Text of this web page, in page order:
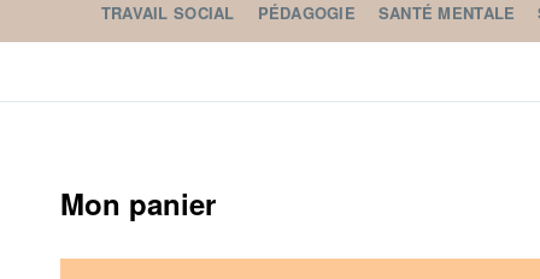
TRAVAIL SOCIAL PÉDAGOGIE SANTÉ MENTALE
Mon panier